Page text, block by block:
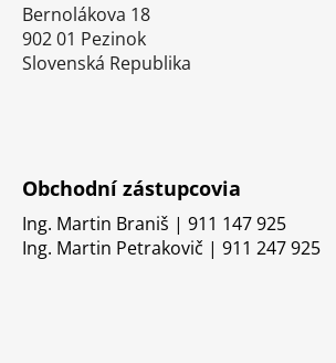
Bernolákova 18
902 01 Pezinok
Slovenská Republika
Obchodní zástupcovia
Ing. Martin Braniš | 911 147 925
Ing. Martin Petrakovič | 911 247 925